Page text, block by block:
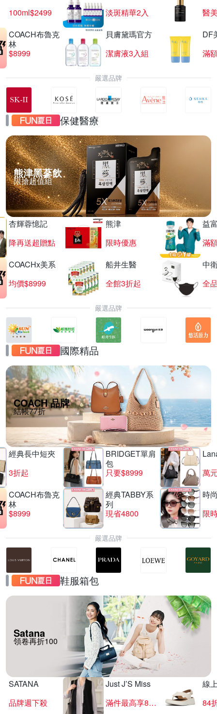
100ml$2499
淡斑精華2入
醫
COACH布魯克
林
$8999
貝膚黛瑪官方
潔膚液3入組
DF
滿
嚴選品牌
保健醫療
熊津黑蔘飲
限搶超值組
杏輝蓉憶記
降再送超贈點
熊津
限時優惠
益
滿
COACHx美系
均價$8999
船井生醫
全館3折起
中
全
嚴選品牌
國際精品
COACH 品牌
結帳77折
經典長中短夾
3折起
BRIDGET單肩
包
只要$8999
萬
COACH布魯克
林
$8999
經典TABBY系
列
現省4800
時
限
嚴選品牌
鞋服箱包
Satana
領卷再折100
SATANA
品牌週下殺
Just J’S Miss
滿件最高享85折
線
84